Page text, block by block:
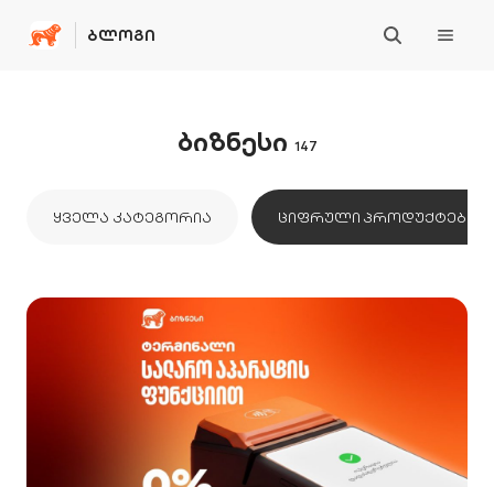
ᲑᲚᲝᲒᲘ
ბიზნესი 147
ᲧᲕᲔᲚᲐ ᲙᲐᲢᲔᲒᲝᲠᲘᲐ ᲪᲘᲤᲠᲣᲚᲘ ᲞᲠᲝᲓᲣᲥᲢᲔᲑᲘ